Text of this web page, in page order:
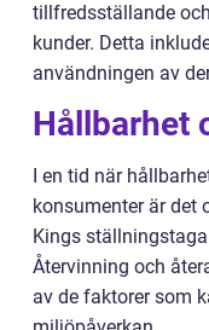
tillfredsställande
kunder. Detta
användningen av
Hållbarhet
I en tid när
konsumenter är det
Kings
Återvinning och
av de faktorer som